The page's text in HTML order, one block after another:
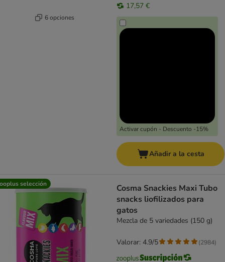
6 opciones
17,57 €
Activar cupón - Descuento -15%
Añadir a la cesta
selección
Cosma Snackies Maxi Tubo
snacks liofilizados para
gatos
Mezcla de 5 variedades (150 g)
Valorar: 4.9/5 (2984)